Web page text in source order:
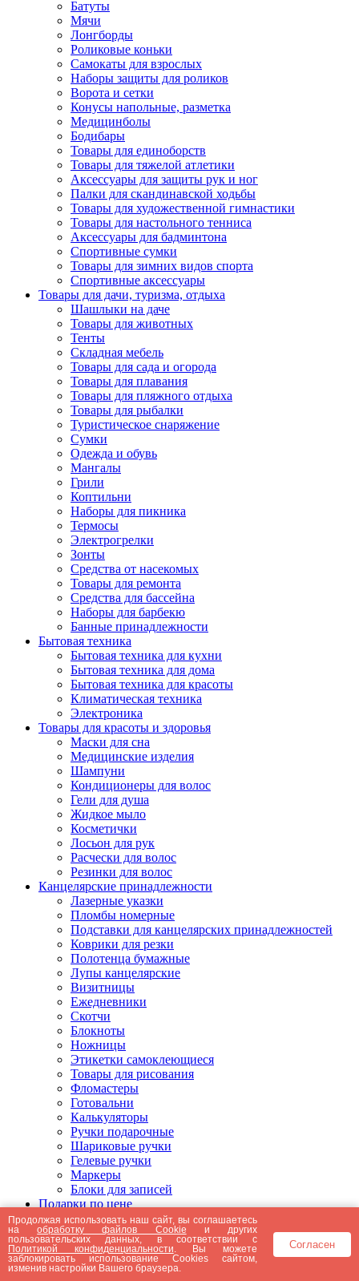
Батуты
Мячи
Лонгборды
Роликовые коньки
Самокаты для взрослых
Наборы защиты для роликов
Ворота и сетки
Конусы напольные, разметка
Медицинболы
Бодибары
Товары для единоборств
Товары для тяжелой атлетики
Аксессуары для защиты рук и ног
Палки для скандинавской ходьбы
Товары для художественной гимнастики
Товары для настольного тенниса
Аксессуары для бадминтона
Спортивные сумки
Товары для зимних видов спорта
Спортивные аксессуары
Товары для дачи, туризма, отдыха
Шашлыки на даче
Товары для животных
Тенты
Складная мебель
Товары для сада и огорода
Товары для плавания
Товары для пляжного отдыха
Товары для рыбалки
Туристическое снаряжение
Сумки
Одежда и обувь
Мангалы
Грили
Коптильни
Наборы для пикника
Термосы
Электрогрелки
Зонты
Средства от насекомых
Товары для ремонта
Средства для бассейна
Наборы для барбекю
Банные принадлежности
Бытовая техника
Бытовая техника для кухни
Бытовая техника для дома
Бытовая техника для красоты
Климатическая техника
Электроника
Товары для красоты и здоровья
Маски для сна
Медицинские изделия
Шампуни
Кондиционеры для волос
Гели для душа
Жидкое мыло
Косметички
Лосьон для рук
Расчески для волос
Резинки для волос
Канцелярские принадлежности
Лазерные указки
Пломбы номерные
Подставки для канцелярских принадлежностей
Коврики для резки
Полотенца бумажные
Лупы канцелярские
Визитницы
Ежедневники
Скотчи
Блокноты
Ножницы
Этикетки самоклеющиеся
Товары для рисования
Фломастеры
Готовальни
Калькуляторы
Ручки подарочные
Шариковые ручки
Гелевые ручки
Маркеры
Блоки для записей
Подарки по цене
Подарки от 5000 рублей
Подарки до 5000 рублей
Подарки до 3000 рублей
Подарки до 2000 рублей
Подарки до 1000 рублей
Продолжая использовать наш сайт, вы соглашаетесь
наобработку файлов Cookie и других
пользовательских данных, в соответствии с
Политикой конфиденциальности . Вы можете
заблокировать использование Cookies сайтом,
изменив настройки Вашего браузера.
Согласен